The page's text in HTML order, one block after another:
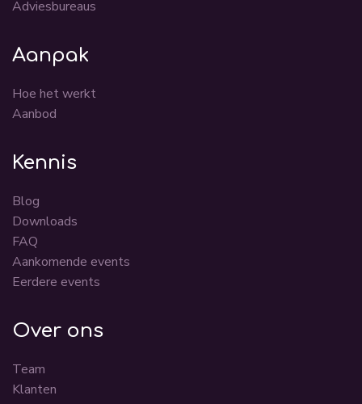
Adviesbureaus
Aanpak
Hoe het werkt
Aanbod
Kennis
Blog
Downloads
FAQ
Aankomende events
Eerdere events
Over ons
Team
Klanten